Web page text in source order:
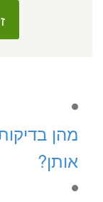
מהן
אותן?